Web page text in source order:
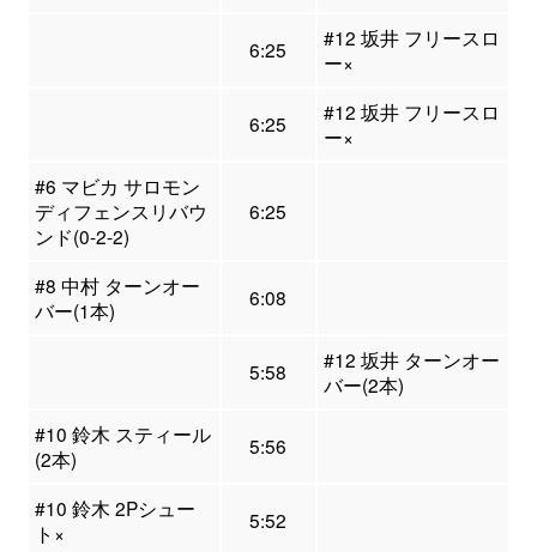
6:25
#12 坂井 フリースロ
ー×
6:25
#12 坂井 フリースロ
ー×
#6 マビカ サロモン
ディフェンスリバウ
ンド(0-2-2)
6:25
#8 中村 ターンオー
バー(1本)
6:08
5:58
#12 坂井 ターンオー
バー(2本)
#10 鈴木 スティール
(2本)
5:56
#10 鈴木 2Pシュー
ト×
5:52